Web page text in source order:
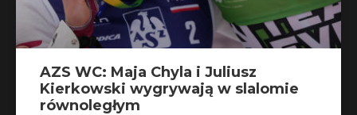
AZS WC: Maja Chyla i Juliusz
Kierkowski wygrywają w slalomie
równoległym